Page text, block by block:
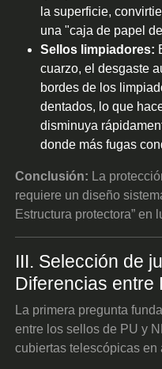
la superficie,
una "caja de papel
Sellos limpiadores:
cuarzo, el desgaste
bordes de los
dentados, lo que
disminuya
donde más fugas
Conclusión: La
requiere un diseño
Estructura protectora” en
III. Selección de
Diferencias entre
La primera pregunta
entre los sellos de PU y
cubiertas telescópicas